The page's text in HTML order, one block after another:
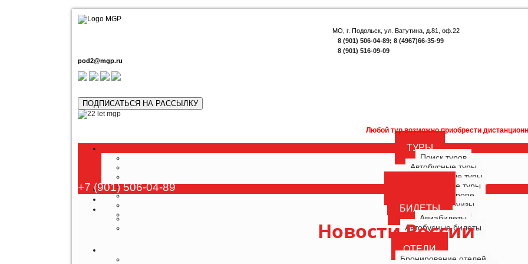
МО, г. Подольск, ул. Ватутина, д.81, оф.22
8 (901) 506-04-89; 8 (4967)66-35-99
8 (901) 516-09-09
pod2@mgp.ru
ПОДПИСАТЬСЯ НА РАССЫЛКУ
Любой тур возможно приобрести дистанционно. Внимание!
ТУРЫ
Поиск туров
Автобусные туры
Многодневные туры
Однодневные туры
Туры по Европе
Морские круизы
Речные круизы
БИЛЕТЫ
Авиабилеты
Автобусные билеты
ОТЕЛИ
Бронирование отелей
+7 (901) 506-04-89
Новости России